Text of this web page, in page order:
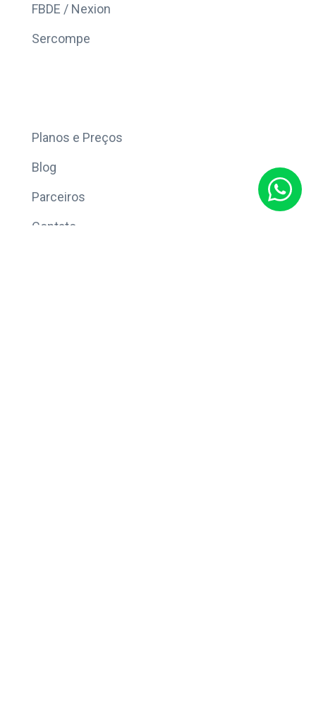
FBDE / Nexion
Sercompe
Planos e Preços
Blog
Parceiros
Contato